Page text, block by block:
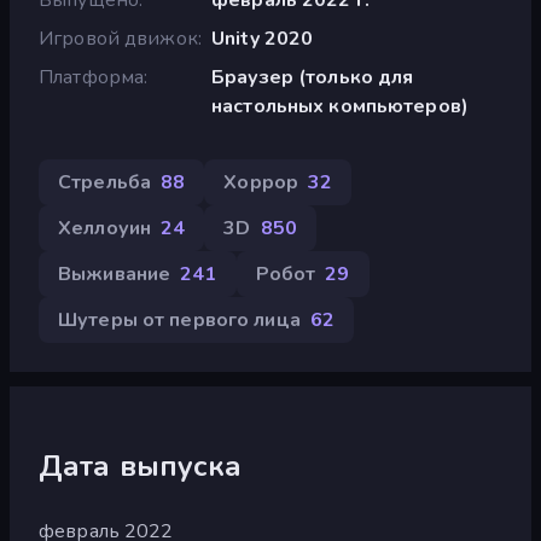
Игровой движок Unity 2020
Платформа
Браузер (только для
настольных компьютеров)
Стрельба 88 Хоррор 32
Хеллоуин 24 3D 850
Выживание 241 Робот 29
Шутеры от первого лица 62
Дата выпуска
февраль 2022